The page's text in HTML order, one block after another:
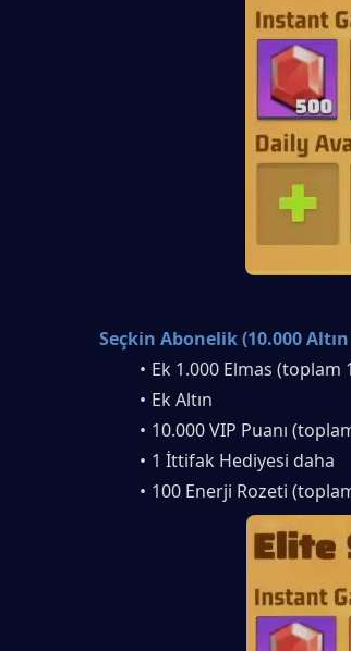
Seçkin Abonelik (10.000
Ek 1.000 Elmas (toplam
Ek Altın
10.000 VIP Puanı
1 İttifak Hediyesi daha
100 Enerji Rozeti